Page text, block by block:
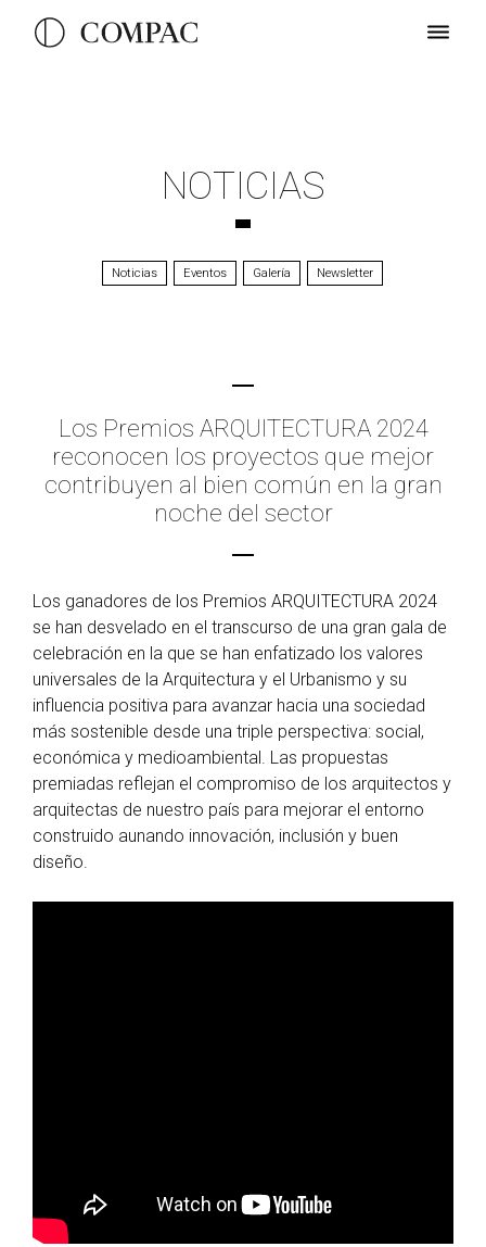
NOTICIAS
Noticias Eventos Galería Newsletter
Los Premios ARQUITECTURA 2024
reconocen los proyectos que mejor
contribuyen al bien común en la gran
noche del sector
Los ganadores de los Premios ARQUITECTURA 2024
se han desvelado en el transcurso de una gran gala de
celebración en la que se han enfatizado los valores
universales de la Arquitectura y el Urbanismo y su
influencia positiva para avanzar hacia una sociedad
más sostenible desde una triple perspectiva: social,
económica y medioambiental. Las propuestas
premiadas reflejan el compromiso de los arquitectos y
arquitectas de nuestro país para mejorar el entorno
construido aunando innovación, inclusión y buen
diseño.